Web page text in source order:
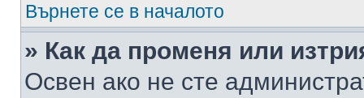
Върнете се в началото
» Как да променя или
Освен ако не сте